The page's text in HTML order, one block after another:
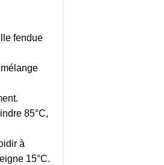
fendue
85°C,
à
15°C.